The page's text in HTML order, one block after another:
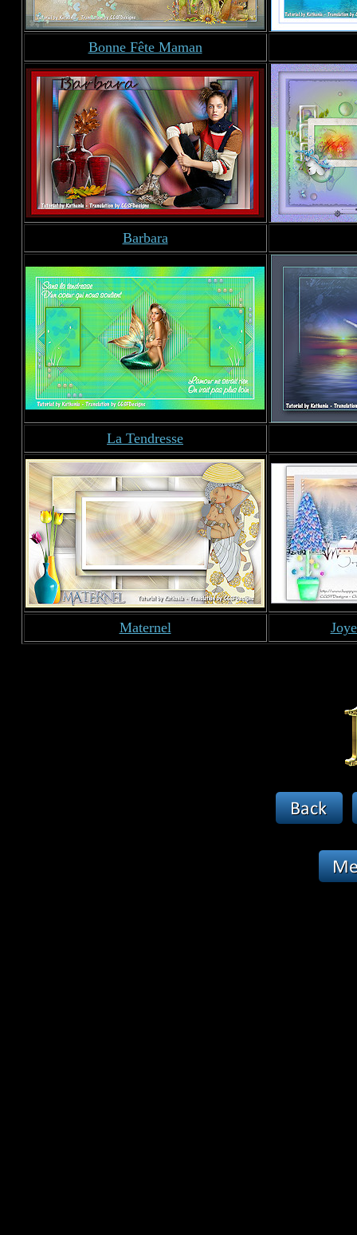
Bonne Fête Maman
Barbara
La Tendresse
Maternel